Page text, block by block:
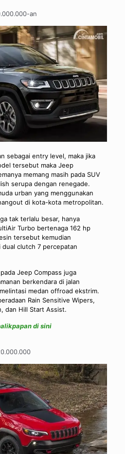
an
sebagai entry level, maka jika
tersebut maka Jeep
memang masih pada SUV
serupa dengan renegade.
urban yang menggunakan
di kota-kota metropolitan.
tak terlalu besar, hanya
Turbo bertenaga 162 hp
tersebut kemudian
clutch 7 percepatan
Jeep Compass juga
berkendara di jalan
medan offroad ekstrim.
Rain Sensitive Wipers,
dan Hill Start Assist.
di sini